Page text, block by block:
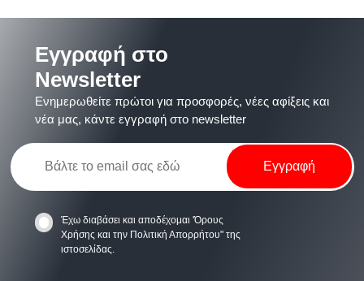
Εγγραφή στο
Newsletter
Ενημερωθείτε πρώτοι για προσφορές, νέες αφίξεις και
νέα μας, κάντε εγγραφή στο newsletter
Έχω διαβάσει και αποδέχομαι'Όρους
Χρήσης και την Πολιτική Απορρήτου" της
ιστοσελίδας.